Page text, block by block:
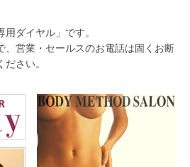
ダイヤル」です。
、営業・セールスのお電話は固くお断
さい。